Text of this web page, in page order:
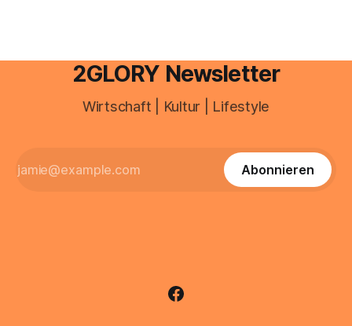
2GLORY Newsletter
Wirtschaft | Kultur | Lifestyle
Abonnieren